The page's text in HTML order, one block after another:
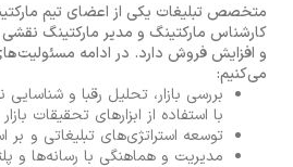
متخصص تبلیغات یکی از اعضای تیم
کارشناس مارکتینگ و مدیر مارکتینگ
و افزایش فروش دارد. در ادامه
می‌کنیم:
بررسی بازار، تحلیل رقبا و
با استفاده از ابزارهای تحقیقات بازار
توسعه استراتژی‌های تبلیغاتی و بر
مدیریت و هماهنگی با رسانه‌ها و